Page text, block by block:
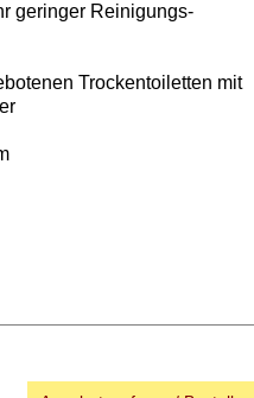
geringer Reinigungs­
Trockentoiletten mit